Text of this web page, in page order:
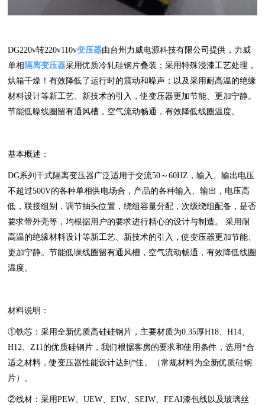
DG220v转220v110v变压器由台州力威电源科技有限公司提供，力威
单相 隔离变压器采用优质冷轧硅钢片叠装；采用特殊浸漆工艺处理，
烘箱干燥！有效降低了运行时的震动和噪声；以及采用耐高温的绝缘
材料设计等新工艺、新技术的引入，使变压器更加节能、更加宁静。
节能低噪线圈留有通风槽，空气流动畅通，有效降低线圈温度。
基本概述：
DG系列干式隔离变压器广泛适用于交流50～60HZ，输入、输出电压
不超过500V的各种单相供电场合，产品的各种输入、输出，电压高
低，联接组别，调节抽头位置，绕组容量分配，次级绕组配备，是否
要求带外壳等，均根据用户的要求进行精心的设计与制造。 采用耐
高温的绝缘材料设计等新工艺、新技术的引入，使变压器更加节能、
更加宁静。节能低噪线圈留有通风槽，空气流动畅通，有效降低线圈
温度。
材料说明：
①铁芯：采用全新优质高硅硅钢片，主要材质为0.35厚H18、H14、
H12、Z11的优质硅钢片，我们根据客房的要求和使用条件，选用*合
适之材料，使变压器性能设计达到*佳。（常规材料为全新优质硅钢
片）。
②线材：采用PEW、UEW、EIW、SEIW、FEAI漆包线以及玻璃丝